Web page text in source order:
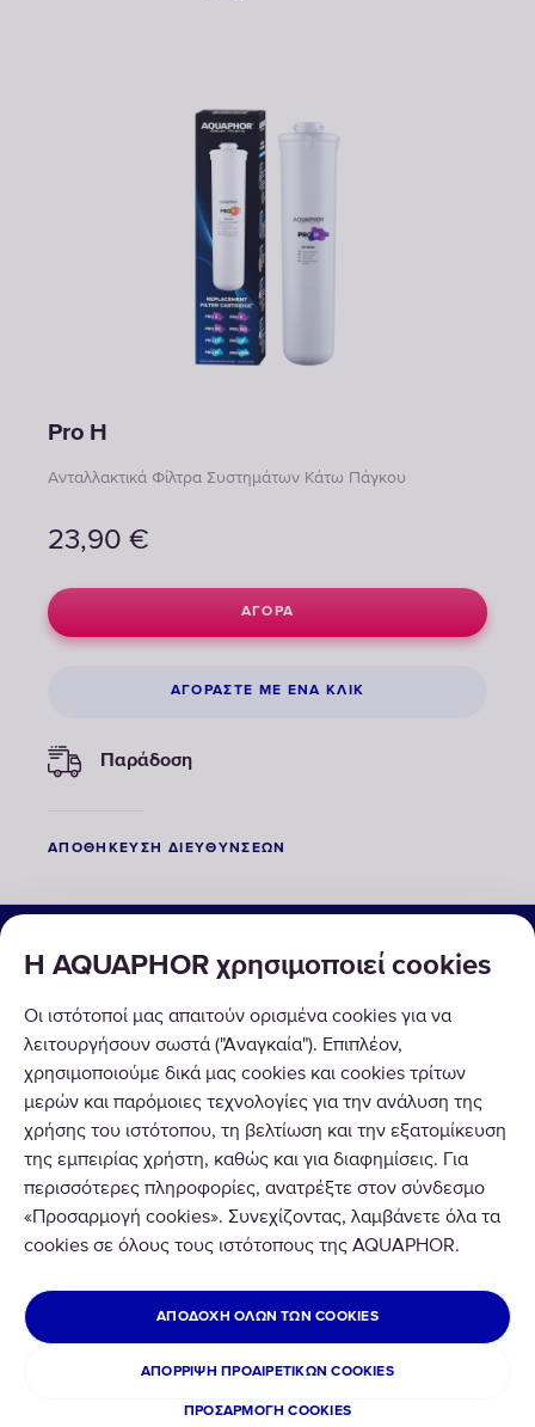
Pro H
Ανταλλακτικά Φίλτρα Συστημάτων Κάτω Πάγκου
23,90 €
ΑΓΟΡΆ
ΑΓΟΡΆΣΤΕ ΜΕ ΈΝΑ ΚΛΙΚ
Παράδοση
ΑΠΟΘΉΚΕΥΣΗ ΔΙΕΥΘΎΝΣΕΩΝ
Η AQUAPHOR χρησιμοποιεί cookies
Οι ιστότοποί μας απαιτούν ορισμένα cookies για να
λειτουργήσουν σωστά ("Αναγκαία"). Επιπλέον,
χρησιμοποιούμε δικά μας cookies και cookies τρίτων
μερών και παρόμοιες τεχνολογίες για την ανάλυση της
χρήσης του ιστότοπου, τη βελτίωση και την εξατομίκευση
της εμπειρίας χρήστη, καθώς και για διαφημίσεις. Για
περισσότερες πληροφορίες, ανατρέξτε στον σύνδεσμο
«Προσαρμογή cookies». Συνεχίζοντας, λαμβάνετε όλα τα
cookies σε όλους τους ιστότοπους της AQUAPHOR.
ΠΡΟΣΑΡΜΟΓΉ COOKIES
ΑΠΌΡΡΙΨΗ ΠΡΟΑΙΡΕΤΙΚΏΝ COOKIES
ΑΠΟΔΟΧΉ ΌΛΩΝ ΤΩΝ COOKIES
ΣΧΕΤΙΚΑ ΜΕ ΕΜΑΣ
Copyright © 2020 AQUAPHOR.
Δωδεκανήσου 9, Δροσιά Αττικής, ΤΚ.14572
Πολιτική Απορρήτου & Cookies
Όροι και Προϋποθέσεις
Cookies
GREECE